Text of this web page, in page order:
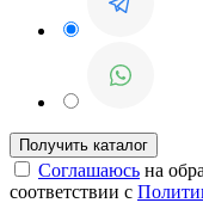
Соглашаюсь на
соответствии с